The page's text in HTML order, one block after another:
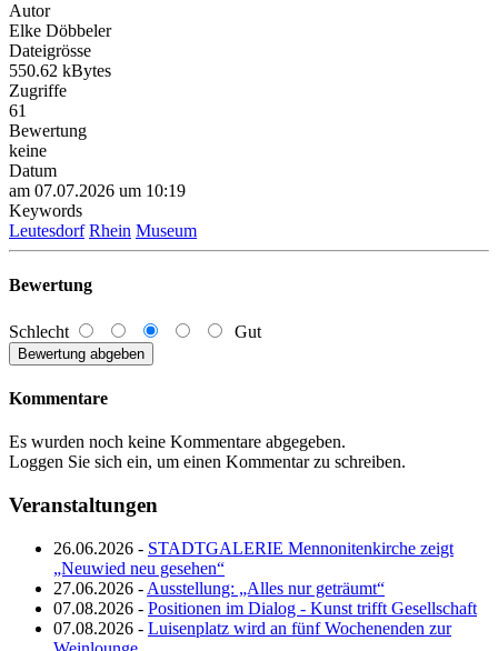
Autor
Elke Döbbeler
Dateigrösse
550.62 kBytes
Zugriffe
61
Bewertung
keine
Datum
am 07.07.2026 um 10:19
Keywords
Leutesdorf Rhein Museum
Bewertung
Schlecht Gut
Kommentare
Es wurden noch keine Kommentare abgegeben.
Loggen Sie sich ein, um einen Kommentar zu schreiben.
Veranstaltungen
26.06.2026 - STADTGALERIE Mennonitenkirche zeigt
„Neuwied neu gesehen“
27.06.2026 - Ausstellung: „Alles nur geträumt“
07.08.2026 - Positionen im Dialog - Kunst trifft Gesellschaft
07.08.2026 - Luisenplatz wird an fünf Wochenenden zur